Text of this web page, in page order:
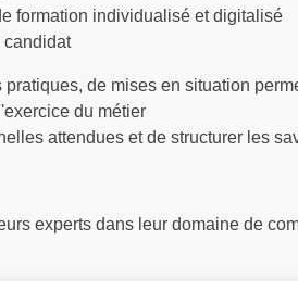
formation individualisé et digitalisé
candidat
de mises en situation
du métier
attendues et de structurer les
experts dans leur domaine de